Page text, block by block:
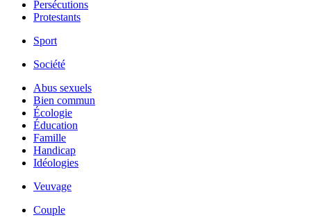
Persécutions
Protestants
Sport
Société
Abus sexuels
Bien commun
Écologie
Éducation
Famille
Handicap
Idéologies
Veuvage
Couple